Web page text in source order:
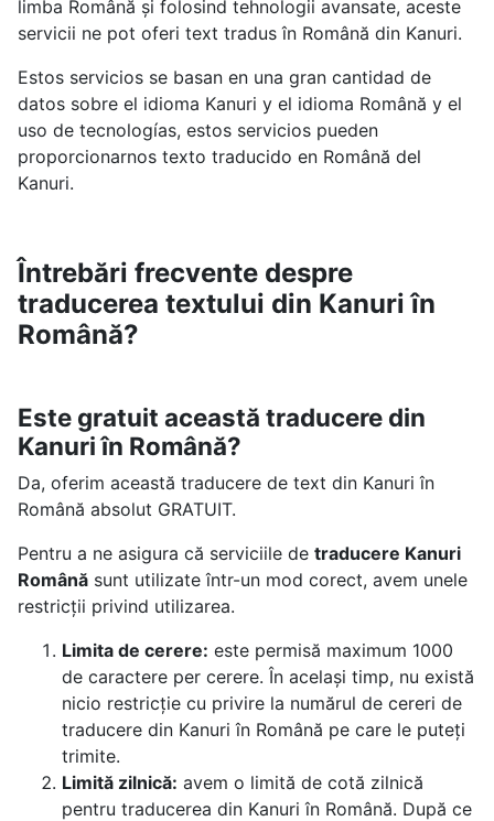
limba Română și folosind tehnologii avansate, aceste
servicii ne pot oferi text tradus în Română din Kanuri.
Estos servicios se basan en una gran cantidad de
datos sobre el idioma Kanuri y el idioma Română y el
uso de tecnologías, estos servicios pueden
proporcionarnos texto traducido en Română del
Kanuri.
Întrebări frecvente despre
traducerea textului din Kanuri în
Română?
Este gratuit această traducere din
Kanuri în Română?
Da, oferim această traducere de text din Kanuri în
Română absolut GRATUIT.
Pentru a ne asigura că serviciile de traducere Kanuri
Românăsunt utilizate într-un mod corect, avem unele
restricții privind utilizarea.
Limita de cerere: este permisă maximum 1000
de caractere per cerere. În același timp, nu există
nicio restricție cu privire la numărul de cereri de
traducere din Kanuri în Română pe care le puteți
trimite.
Limită zilnică: avem o limită de cotă zilnică
pentru traducerea din Kanuri în Română. După ce